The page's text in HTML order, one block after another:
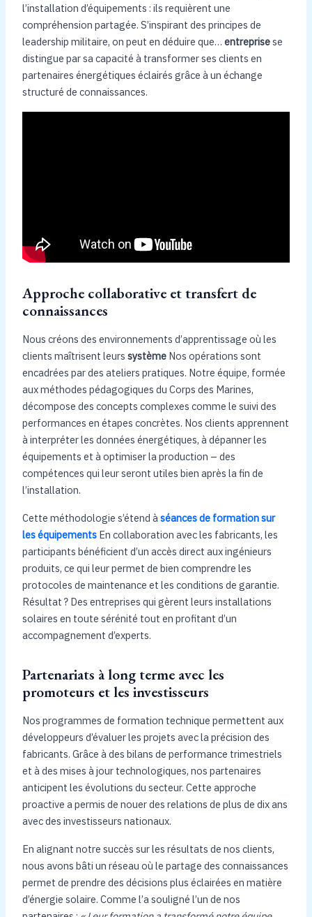
l’installation d’équipements : ils requièrent une
compréhension partagée. S’inspirant des principes de
leadership militaire, on peut en déduire que… entreprisese
distingue par sa capacité à transformer ses clients en
partenaires énergétiques éclairés grâce à un échange
structuré de connaissances.
Approche collaborative et transfert de
connaissances
Nous créons des environnements d’apprentissage où les
clients maîtrisent leurs systèmeNos opérations sont
encadrées par des ateliers pratiques. Notre équipe, formée
aux méthodes pédagogiques du Corps des Marines,
décompose des concepts complexes comme le suivi des
performances en étapes concrètes. Nos clients apprennent
à interpréter les données énergétiques, à dépanner les
équipements et à optimiser la production – des
compétences qui leur seront utiles bien après la fin de
l’installation.
Cette méthodologie s’étend à séances de formation sur
les équipementsEn collaboration avec les fabricants, les
participants bénéficient d’un accès direct aux ingénieurs
produits, ce qui leur permet de bien comprendre les
protocoles de maintenance et les conditions de garantie.
Résultat ? Des entreprises qui gèrent leurs installations
solaires en toute sérénité tout en profitant d’un
accompagnement d’experts.
Partenariats à long terme avec les
promoteurs et les investisseurs
Nos programmes de formation technique permettent aux
développeurs d’évaluer les projets avec la précision des
fabricants. Grâce à des bilans de performance trimestriels
et à des mises à jour technologiques, nos partenaires
anticipent les évolutions du secteur. Cette approche
proactive a permis de nouer des relations de plus de dix ans
avec des investisseurs nationaux.
En alignant notre succès sur les résultats de nos clients,
nous avons bâti un réseau où le partage des connaissances
permet de prendre des décisions plus éclairées en matière
d’énergie solaire. Comme l’a souligné l’un de nos